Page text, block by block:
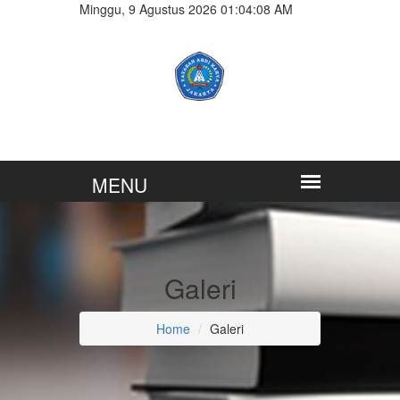
Minggu, 9 Agustus 2026 01:04:09 AM
Galeri
Home Galeri